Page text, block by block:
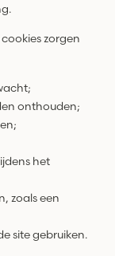
zorgen
onthouden;
het
zoals een
site gebruiken.